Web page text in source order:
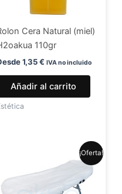
Cera Natural (miel)
110gr
1,35€ IVA no incluido
Añadir al carrito
¡Oferta!
original
era:
actual
1,20 €.